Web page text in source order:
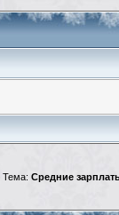
Тема: Средние